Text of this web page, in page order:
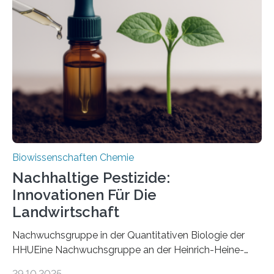
Art einer neuen Gattung beschrieben werden und trägt
nun den Namen Cretosabethes primaevus. Dieser erste
fossile Nachweis einer Stechmückenlarve in Bernstein
stellt gleichzeitig den ersten Fossilfund einer
Mückenlarve aus dem Mesozoikum dar, denn…
Biowissenschaften Chemie
Nachhaltige Pestizide:
Innovationen Für Die
Landwirtschaft
Nachwuchsgruppe in der Quantitativen Biologie der
HHUEine Nachwuchsgruppe an der Heinrich-Heine-